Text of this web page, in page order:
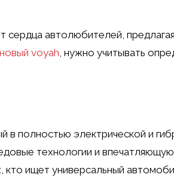
сердца автолюбителей, предлагая
voyah , нужно учитывать
в полностью электрической и
технологии и впечатляющую
кто ищет универсальный